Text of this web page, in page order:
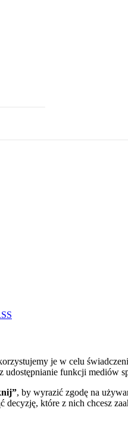
je w celu
udostępnianie funkcji mediów
, by wyrazić zgodę na
decyzję, które z nich chcesz